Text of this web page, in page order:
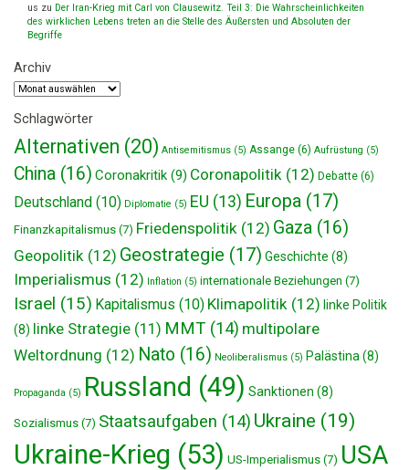
us zu Der Iran-Krieg mit Carl von Clausewitz. Teil 3: Die Wahrscheinlichkeiten
des wirklichen Lebens treten an die Stelle des Äußersten und Absoluten der
Begriffe
Archiv
Archiv
Schlagwörter
Alternativen (20) Antisemitismus (5) Assange (6) Aufrüstung (5)
China (16) Coronakritik (9) Coronapolitik (12) Debatte (6)
Deutschland (10) Diplomatie (5) EU (13) Europa (17)
Finanzkapitalismus (7) Friedenspolitik (12) Gaza (16)
Geopolitik (12) Geostrategie (17) Geschichte (8)
Imperialismus (12) Inflation (5) internationale Beziehungen (7)
Israel (15) Kapitalismus (10) Klimapolitik (12) linke Politik
(8) linke Strategie (11) MMT (14) multipolare
Weltordnung (12) Nato (16) Neoliberalismus (5) Palästina(8)
Propaganda (5) Russland (49) Sanktionen (8)
Sozialismus (7) Staatsaufgaben (14) Ukraine (19)
Ukraine-Krieg (53) US-Imperialismus (7) USA